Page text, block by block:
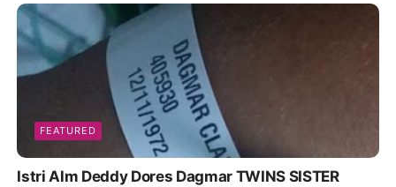
FEATURED
Istri Alm Deddy Dores Dagmar TWINS SISTER